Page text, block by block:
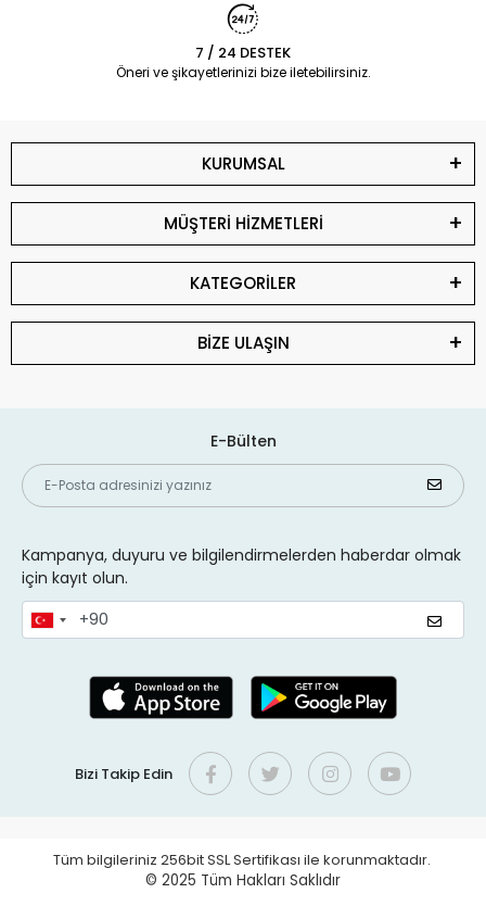
7 / 24 DESTEK
Öneri ve şikayetlerinizi bize iletebilirsiniz.
KURUMSAL
MÜŞTERİ HİZMETLERİ
KATEGORİLER
BİZE ULAŞIN
E-Bülten
Kampanya, duyuru ve bilgilendirmelerden haberdar olmak
için kayıt olun.
Bizi Takip Edin
Tüm bilgileriniz 256bit SSL Sertifikası ile korunmaktadır.
© 2025 Tüm Hakları Saklıdır